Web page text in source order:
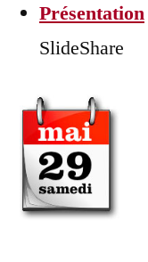
Présentation
SlideShare